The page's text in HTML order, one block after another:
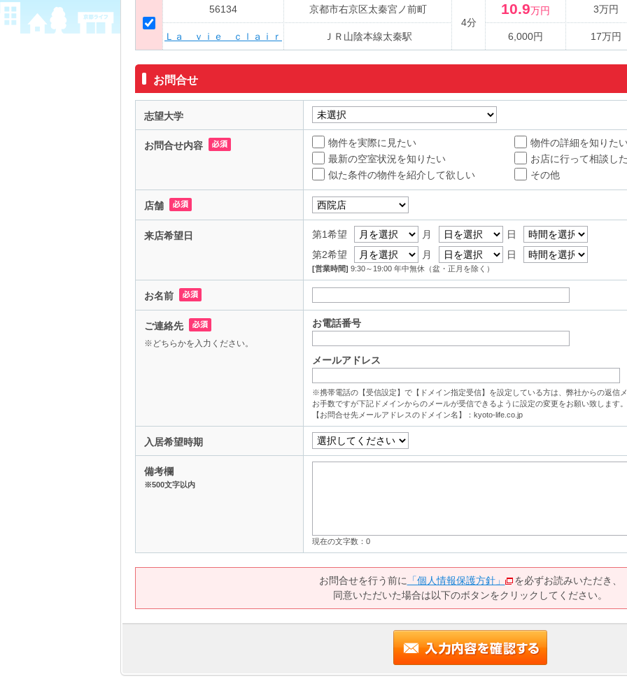
56134
京都市右京区太秦宮ノ前町
4分
10.9万円 3万円
Ｌａ ｖｉｅ ｃｌａｉｒ ＪＲ山陰本線太秦駅 6,000円 17万円
お問合せ
志望大学
お問合せ内容 物件を実際に見たい
物件の詳細を知りたい
最新の空室状況を知りたい
お店に行って相談し
似た条件の物件を紹介して欲しい
その他
店舗
来店希望日 第1希望 月
日
第2希望
月 日
[営業時間] 9:30～19:00 年中無休（盆・正月を除く）
お名前
ご連絡先
※どちらかを入力ください。
お電話番号
メールアドレス
※携帯電話の【受信設定】で【ドメイン指定受信】を設定している方は、弊社からの返信
お手数ですが下記ドメインからのメールが受信できるように設定の変更をお願い致します。
【お問合せ先メールアドレスのドメイン名】：kyoto-life.co.jp
入居希望時期
備考欄
※500文字以内
現在の文字数： 0
お問合せを行う前に 「個人情報保護方針」
を必ずお読みいただき、
同意いただいた場合は以下のボタンをクリックしてください。